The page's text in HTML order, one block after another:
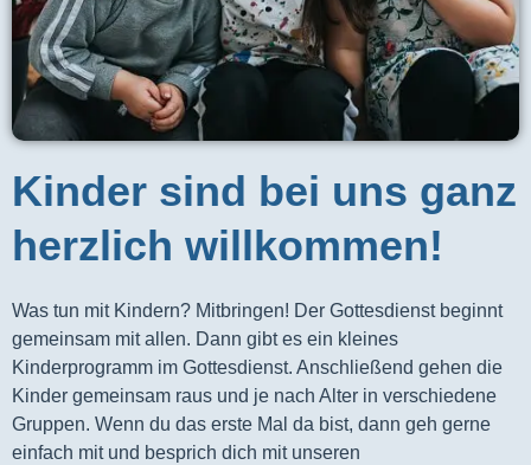
Kinder sind bei uns ganz
herzlich willkommen!
Was tun mit Kindern? Mitbringen! Der Gottesdienst beginnt
gemeinsam mit allen. Dann gibt es ein kleines
Kinderprogramm im Gottesdienst. Anschließend gehen die
Kinder gemeinsam raus und je nach Alter in verschiedene
Gruppen. Wenn du das erste Mal da bist, dann geh gerne
einfach mit und besprich dich mit unseren